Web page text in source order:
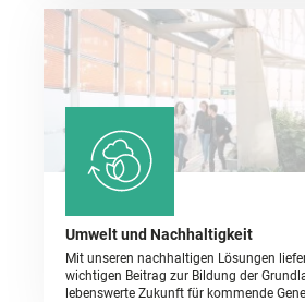
Umwelt und Nachhaltigkeit
Mit unseren nachhaltigen Lösungen
wichtigen Beitrag zur Bildung der
lebenswerte Zukunft für kommende